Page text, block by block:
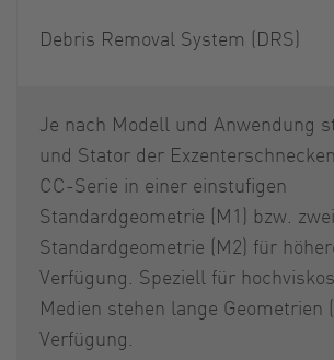
Debris Removal System (DRS)
Je nach Modell und Anwendung
und Stator der
CC-Serie in einer einstufigen
Standardgeometrie (M1) bzw.
Standardgeometrie (M2) für
Verfügung. Speziell für
Medien stehen lange Geometrien
Verfügung.